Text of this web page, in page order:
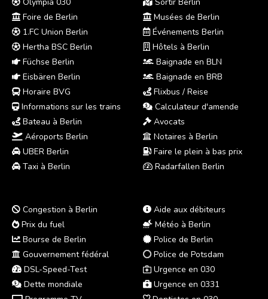
Foire de Berlin
1.FC Union Berlin
Hertha BSC Berlin
Füchse Berlin
Eisbären Berlin
Horaire BVG
Informations sur les trains
Bateau à Berlin
Aéroports Berlin
UBER Berlin
Taxi à Berlin
Musées de Berlin
Événements Berlin
Hôtels à Berlin
Baignade en BLN
Baignade en BRB
Flixbus / Reise
Calculateur d'amende
Avocats
Notaires à Berlin
Faire le plein à bas prix
Radarfallen Berlin
Congestion à Berlin
Prix du fuel
Bourse de Berlin
Gouvernement fédéral
DSL-Speed-Test
Dette mondiale
Aide aux débiteurs
Météo à Berlin
Police de Berlin
Police de Potsdam
Urgence en 030
Urgence en 0331